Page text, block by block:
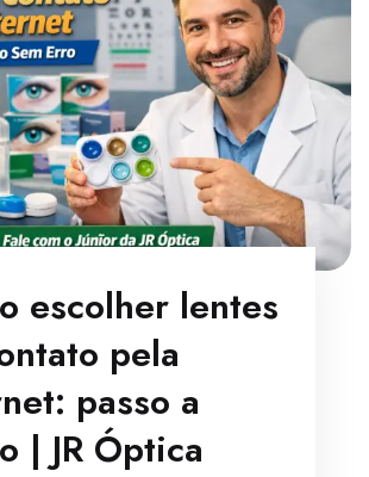
escolher lentes
pela
passo a
| JR Óptica